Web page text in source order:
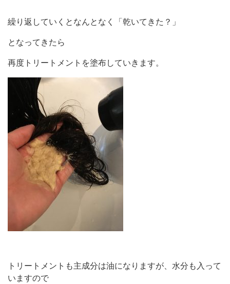
繰り返していくとなんとなく「乾いてきた？」
となってきたら
再度トリートメントを塗布していきます。
トリートメントも主成分は油になりますが、水分も入って
いますので